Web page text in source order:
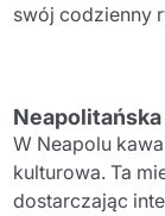
swój codzienny
W Neapolu
kulturowa. Ta
dostarczając